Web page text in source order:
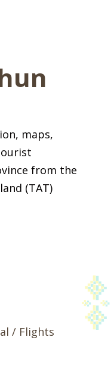
maps,
from the
(TAT)
/ Flights